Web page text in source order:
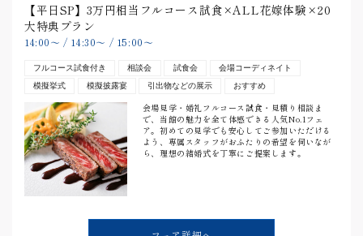
【平日SP】3万円相当フルコース試食×ALL花嫁体験×20
大特典プラン
14:00〜 / 14:30〜 / 15:00〜
フルコース試食付き 相談会 試食会
会場コーディネイト
模擬挙式
模擬披露宴 引出物などの展示 おすすめ
会場見学・婚礼フルコース試食・見積り相談ま
で、当館の魅力を全て体感できる人気No.1フェ
ア。初めての見学でも安心してご参加いただける
よう、専属スタッフがおふたりの希望を伺いなが
ら、理想の結婚式を丁寧にご提案します。